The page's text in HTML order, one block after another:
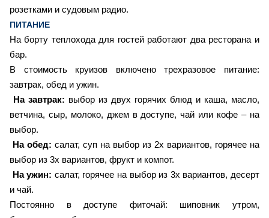
розетками и судовым радио.
ПИТАНИЕ
На борту теплохода для гостей работают два ресторана и
бар.
В стоимость круизов включено трехразовое питание:
завтрак, обед и ужин.
На завтрак: выбор из двух горячих блюд и каша, масло,
ветчина, сыр, молоко, джем в доступе, чай или кофе – на
выбор.
На обед: салат, суп на выбор из 2х вариантов, горячее на
выбор из 3х вариантов, фрукт и компот.
На ужин: салат, горячее на выбор из 3х вариантов, десерт
и чай.
Постоянно в доступе фиточай: шиповник утром,